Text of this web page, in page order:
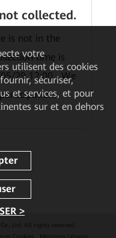
collected.
is not in the
time is
29 12:00 . We
Ltd. All rights reserved.
Cookies Mentions Légales
votre
utilisent des cookies
sécuriser,
et services, et pour
sur et en dehors
>